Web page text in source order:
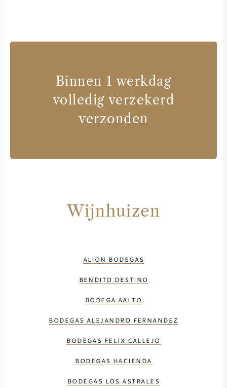
Binnen 1 werkdag
volledig verzekerd
verzonden
Wijnhuizen
ALION BODEGAS
BENDITO DESTINO
BODEGA AALTO
BODEGAS ALEJANDRO FERNANDEZ
BODEGAS FELIX CALLEJO
BODEGAS HACIENDA
BODEGAS LOS ASTRALES